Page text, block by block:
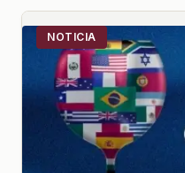
NOTICIA